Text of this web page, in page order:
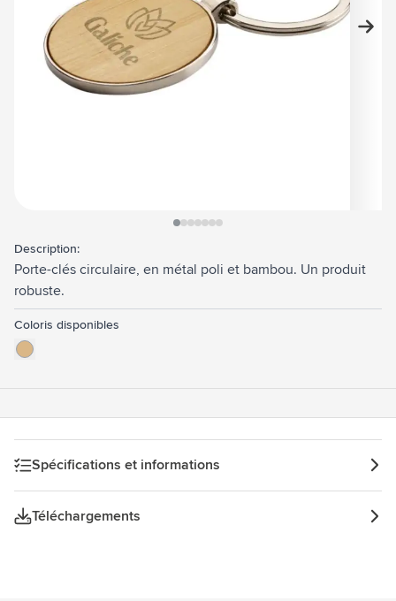
Description:
Porte-clés circulaire, en métal poli et bambou. Un produit
robuste.
Coloris disponibles
Spécifications et informations
Téléchargements